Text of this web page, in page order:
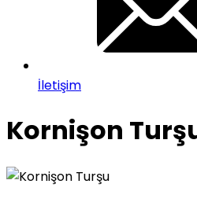
İletişim
Kornişon